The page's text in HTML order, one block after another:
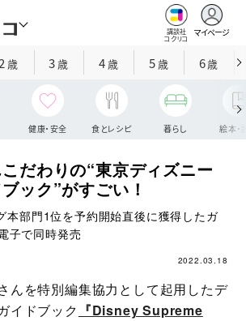
講談社
コクリコ
マイページ
歳 3歳 4歳 5歳 6歳
健康・安全 食とレシピ 暮らし 絵本・
だわりの“東京ディズニー
ック”がすごい！
本部門1位を予約開始直後に獲得したガ
子で同時発売
2022.03.18
んを特別編集協力として起用したデ
イドブック 『Disney Supreme